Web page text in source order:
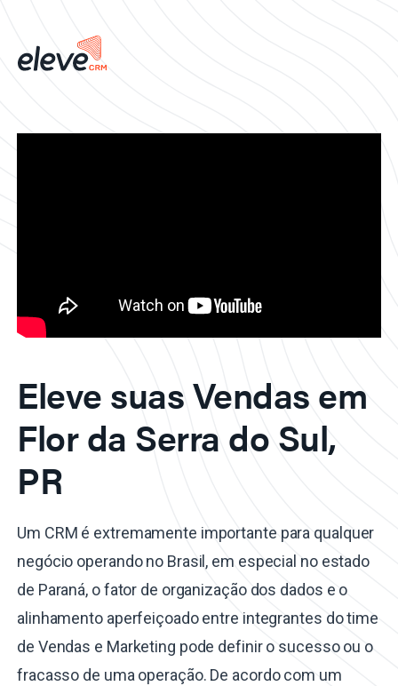
Eleve suas Vendas em
Flor da Serra do Sul,
PR
Um CRM é extremamente importante para qualquer
negócio operando no Brasil, em especial no estado
de Paraná, o fator de organização dos dados e o
alinhamento aperfeiçoado entre integrantes do time
de Vendas e Marketing pode definir o sucesso ou o
fracasso de uma operação. De acordo com um